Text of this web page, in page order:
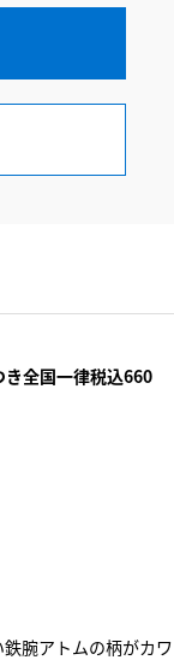
全国一律税込660
腕アトムの柄がカワ